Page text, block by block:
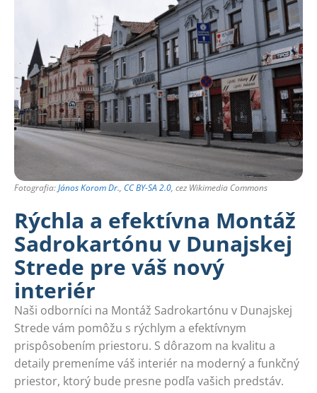
Fotografia:János Korom Dr., CC BY-SA 2.0, cez Wikimedia Commons
Rýchla a efektívna Montáž
Sadrokartónu v Dunajskej
Strede pre váš nový
interiér
Naši odborníci na Montáž Sadrokartónu v Dunajskej
Strede vám pomôžu s rýchlym a efektívnym
prispôsobením priestoru. S dôrazom na kvalitu a
detaily premeníme váš interiér na moderný a funkčný
priestor, ktorý bude presne podľa vašich predstáv.